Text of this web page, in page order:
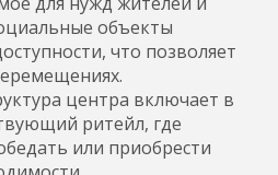
объекты
что позволяет
центра включает в
ритейл, где
или приобрести